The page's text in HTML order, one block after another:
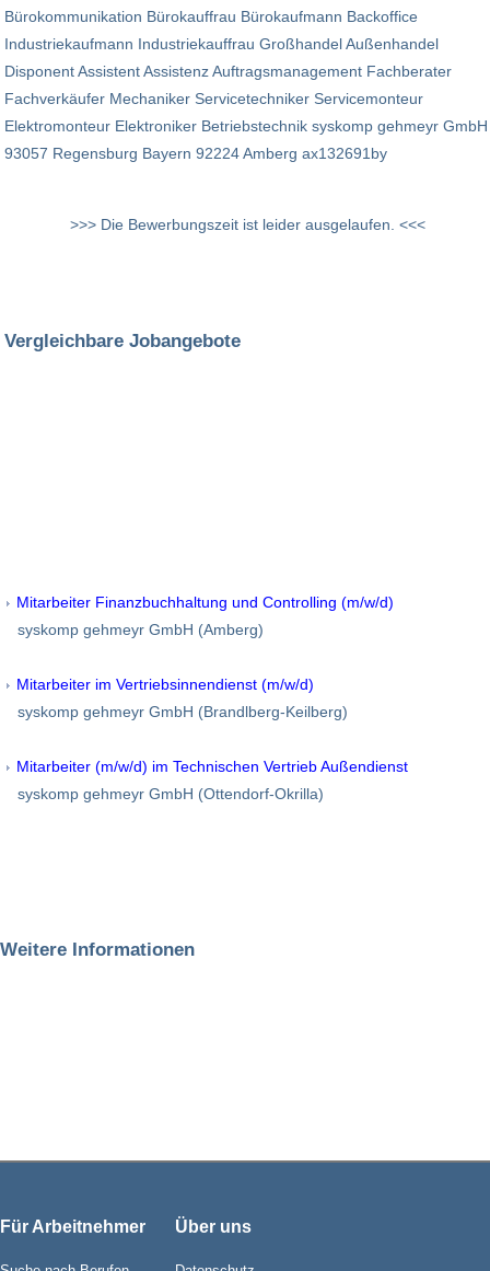
Bürokommunikation Bürokauffrau Bürokaufmann Backoffice
Industriekaufmann Industriekauffrau Großhandel Außenhandel
Disponent Assistent Assistenz Auftragsmanagement Fachberater
Fachverkäufer Mechaniker Servicetechniker Servicemonteur
Elektromonteur Elektroniker Betriebstechnik syskomp gehmeyr GmbH
93057 Regensburg Bayern 92224 Amberg ax132691by
>>> Die Bewerbungszeit ist leider ausgelaufen. <<<
Vergleichbare Jobangebote
Mitarbeiter Finanzbuchhaltung und Controlling (m/w/d)
syskomp gehmeyr GmbH (Amberg)
Mitarbeiter im Vertriebsinnendienst (m/w/d)
syskomp gehmeyr GmbH (Brandlberg-Keilberg)
Mitarbeiter (m/w/d) im Technischen Vertrieb Außendienst
syskomp gehmeyr GmbH (Ottendorf-Okrilla)
Weitere Informationen
Für Arbeitnehmer Über uns